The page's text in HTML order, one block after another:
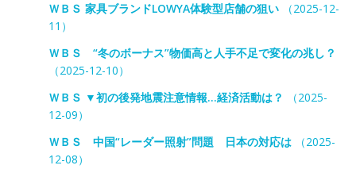
ＷＢＳ 家具ブランドLOWYA体験型店舗の狙い（2025-12-
11）
ＷＢＳ “冬のボーナス”物価高と人手不足で変化の兆し？
（2025-12-10）
ＷＢＳ ▼初の後発地震注意情報…経済活動は？
（2025-
12-09）
ＷＢＳ 中国“レーダー照射”問題 日本の対応は（2025-
12-08）